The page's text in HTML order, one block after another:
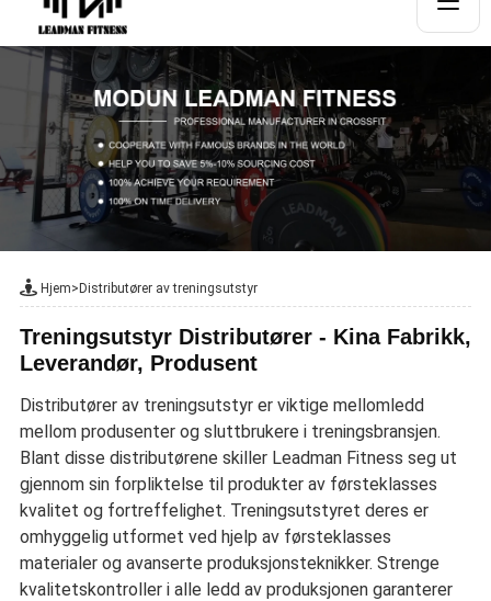
Hjem>Distributører av treningsutstyr
Treningsutstyr Distributører - Kina Fabrikk,
Leverandør, Produsent
Distributører av treningsutstyr er viktige mellomledd
mellom produsenter og sluttbrukere i treningsbransjen.
Blant disse distributørene skiller Leadman Fitness seg ut
gjennom sin forpliktelse til produkter av førsteklasses
kvalitet og fortreffelighet. Treningsutstyret deres er
omhyggelig utformet ved hjelp av førsteklasses
materialer og avanserte produksjonsteknikker. Strenge
kvalitetskontroller i alle ledd av produksjonen garanterer